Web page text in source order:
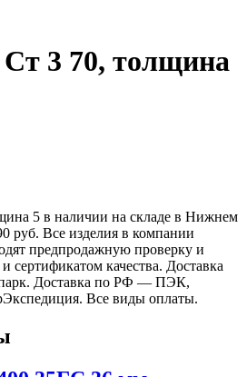
3 70, толщина
5 в наличии на складе в Нижнем
руб. Все изделия в компании
предпродажную проверку и
сертификатом качества. Доставка
Доставка по РФ — ПЭК,
Все виды оплаты.